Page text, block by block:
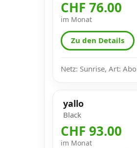
CHF 76.00
im Monat
Zu den Details
Netz: Sunrise, Art: Abo
yallo
Black
CHF 93.00
im Monat